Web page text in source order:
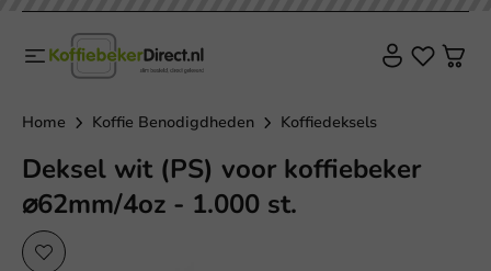
Home Koffie Benodigdheden Koffiedeksels
Deksel wit (PS) voor koffiebeker
⌀62mm/4oz - 1.000 st.